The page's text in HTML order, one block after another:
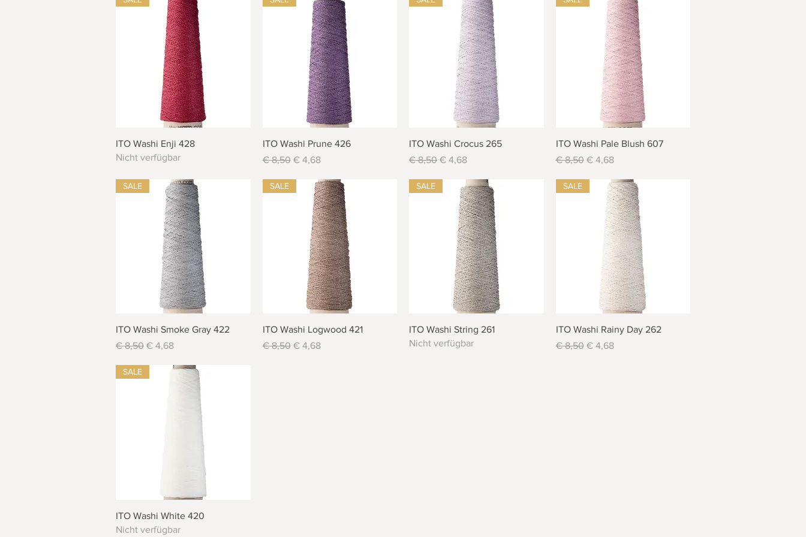
Schnellansicht
ITO Washi Enji 428
Nicht verfügbar
Schnellansicht
ITO Washi Prune 426
Standardpreis
€ 8,50 Sale-Preis
€ 4,68
Schnellansicht
ITO Washi Crocus 265
Standardpreis
€ 8,50 Sale-Preis
€ 4,68
Schnellansicht
ITO Washi Pale Blush 607
Standardpreis
€ 8,50 Sale-Preis
€ 4,68
Schnellansicht
SALE
ITO Washi Smoke Gray 422
Standardpreis
€ 8,50 Sale-Preis
€ 4,68
Schnellansicht
SALE
ITO Washi Logwood 421
Standardpreis
€ 8,50 Sale-Preis
€ 4,68
Schnellansicht
SALE
ITO Washi String 261
Nicht verfügbar
Schnellansicht
SALE
ITO Washi Rainy Day 262
Standardpreis
€ 8,50 Sale-Preis
€ 4,68
Schnellansicht
SALE
ITO Washi White 420
Nicht verfügbar